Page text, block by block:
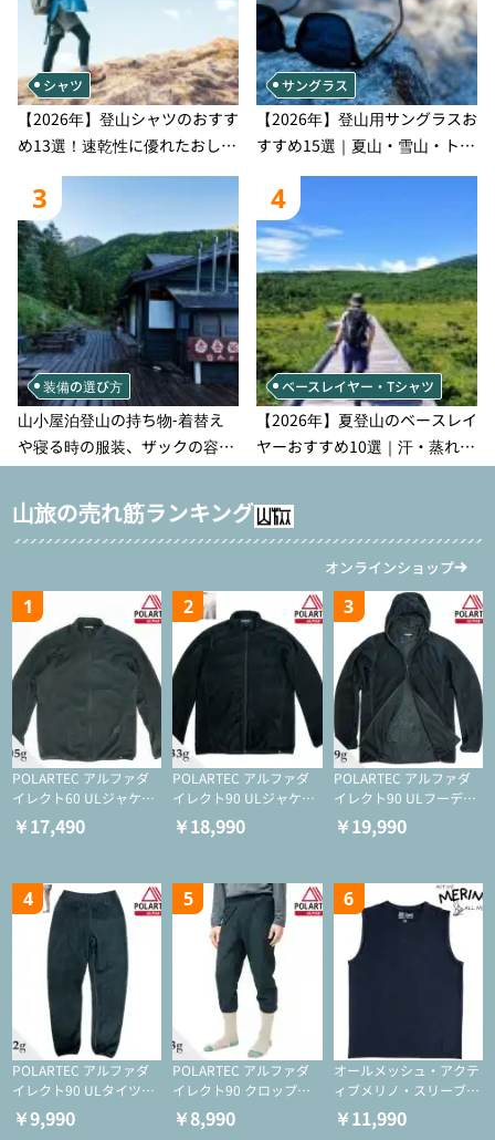
シャツ
【2026年】登山シャツのおすす
め13選！速乾性に優れたおしゃ
れなモデルを徹底紹介！
サングラス
【2026年】登山用サングラスお
すすめ15選｜夏山・雪山・トレ
ラン別、シーンで選ぶ失敗しな
い一本
3
装備の選び方
山小屋泊登山の持ち物‐着替え
や寝る時の服装、ザックの容量
などを徹底紹介！1泊2日、2泊3
日用のリスト付き
4
ベースレイヤー・Tシャツ
【2026年】夏登山のベースレイ
ヤーおすすめ10選｜汗・蒸れ・
汗冷え対策に効く選び方
山旅の売れ筋ランキング
オンラインショップ
1
POLARTEC アルファダ
イレクト60 ULジャケッ
ト（登山/ミドルレイヤ
ー/化繊ジャケット）
￥17,490
2
POLARTEC アルファダ
イレクト90 ULジャケッ
ト（アクティブインサレ
ーション/ミドルレイヤ
￥18,990
3
POLARTEC アルファダ
イレクト90 ULフーディ
（アクティブインサレー
ション/ミドルレイヤー/
￥19,990
4
POLARTEC アルファダ
イレクト90 ULタイツ
（アクティブインサレー
ション/テント泊用パジ
￥9,990
5
POLARTEC アルファダ
イレクト90 クロップド
ULタイツ（アクティブ
インサレーション/テン
￥8,990
6
オールメッシュ・アクテ
ィブメリノ・スリーブレ
ス
￥11,990